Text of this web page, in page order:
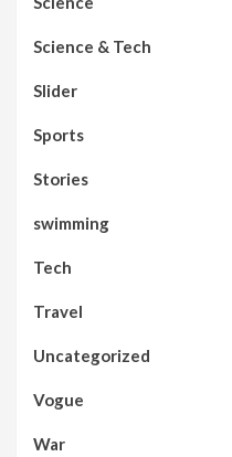
Science & Tech
Slider
Sports
Stories
swimming
Tech
Travel
Uncategorized
Vogue
War